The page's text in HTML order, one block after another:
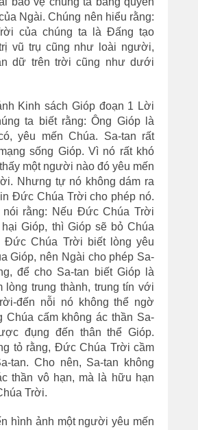
Ngài. Chúng nên hiểu rằng:
của chúng ta là Đấng tạo
vũ trụ cũng như loài người,
dữ trên trời cũng như dưới
Kinh sách Gióp đoạn 1 Lời
ta biết rằng: Ông Gióp là
yêu mến Chúa. Sa-tan rất
sống Gióp. Vì nó rất khó
một người nào đó yêu mến
Nhưng tự nó không dám ra
Đức Chúa Trời cho phép nó.
rằng: Nếu Đức Chúa Trời
Gióp, thì Gióp sẽ bỏ Chúa
Đức Chúa Trời biết lòng yêu
Gióp, nên Ngài cho phép Sa-
để cho Sa-tan biết Gióp là
lòng trung thành, trung tín với
đến nỗi nó không thể ngờ
Chúa cấm không ác thần Sa-
đụng đến thân thể Gióp.
tỏ rằng, Đức Chúa Trời cầm
tan. Cho nên, Sa-tan không
thần vô hạn, mà là hữu hạn
Trời.
hình ảnh một người yêu mến